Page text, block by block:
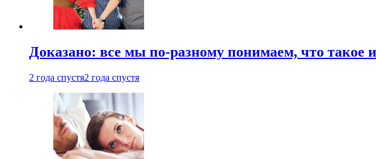
Доказано: все мы по-разному понимаем, что такое
2 года спустя2 года спустя